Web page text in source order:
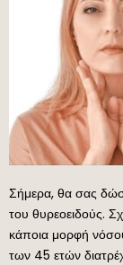
Σήμερα, θα σας
του θυρεοειδούς.
κάποια μορφή
των 45 ετών